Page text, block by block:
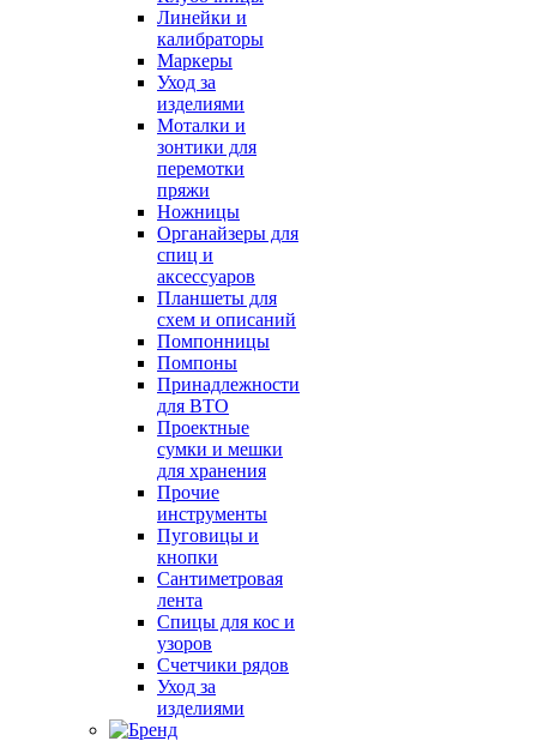
Линейки и
калибраторы
Маркеры
Уход за
изделиями
Моталки и
зонтики для
перемотки
пряжи
Ножницы
Органайзеры для
спиц и
аксессуаров
Планшеты для
схем и описаний
Помпонницы
Помпоны
Принадлежности
для ВТО
Проектные
сумки и мешки
для хранения
Прочие
инструменты
Пуговицы и
кнопки
Сантиметровая
лента
Спицы для кос и
узоров
Счетчики рядов
Уход за
изделиями